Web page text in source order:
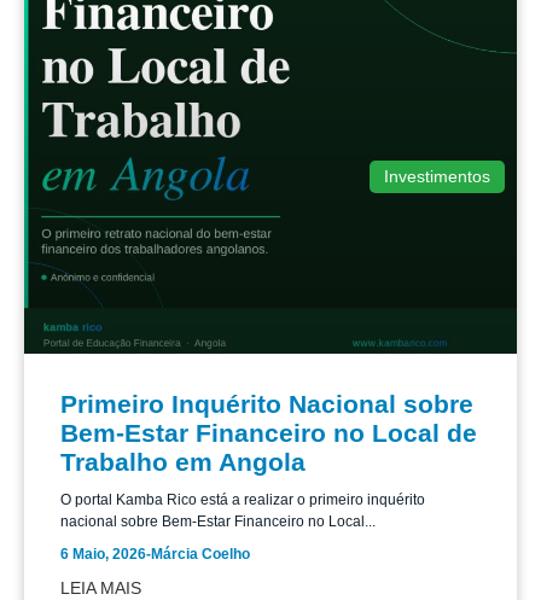
Investimentos
Primeiro Inquérito Nacional sobre
Bem-Estar Financeiro no Local de
Trabalho em Angola
O portal Kamba Rico está a realizar o primeiro inquérito
nacional sobre Bem-Estar Financeiro no Local...
6 Maio, 2026-Márcia Coelho
LEIA MAIS